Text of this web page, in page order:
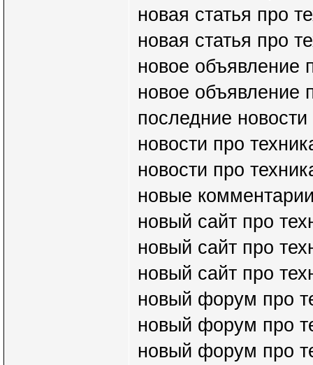
новая статья про
новая статья про
новое объявление
новое объявление
последние новости
новости про
новости про
новые
новый сайт про
новый сайт про
новый сайт про
новый форум про
новый форум про
новый форум про